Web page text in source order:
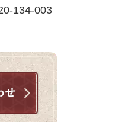
134-003